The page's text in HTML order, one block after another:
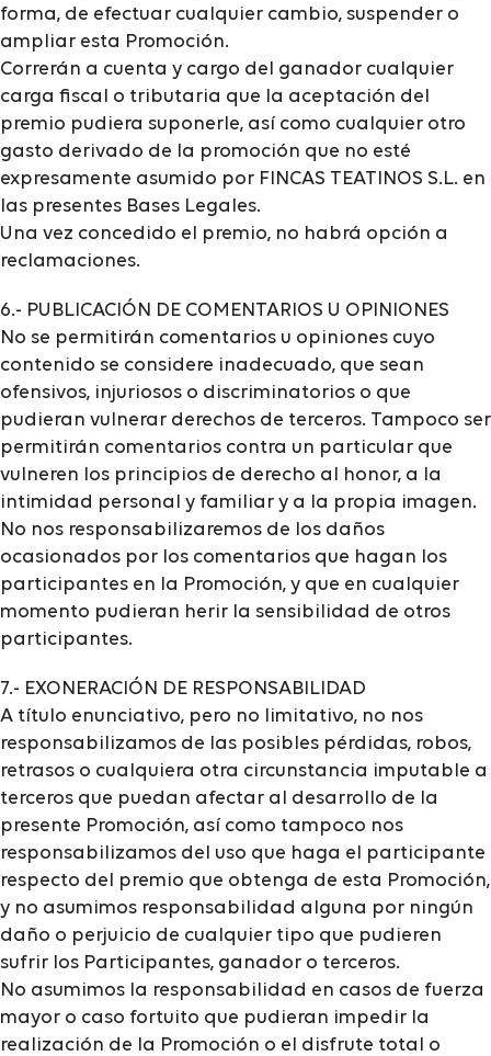
forma, de efectuar cualquier cambio, suspender o
ampliar esta Promoción.
Correrán a cuenta y cargo del ganador cualquier
carga fiscal o tributaria que la aceptación del
premio pudiera suponerle, así como cualquier otro
gasto derivado de la promoción que no esté
expresamente asumido por FINCAS TEATINOS S.L. en
las presentes Bases Legales.
Una vez concedido el premio, no habrá opción a
reclamaciones.
6.- PUBLICACIÓN DE COMENTARIOS U OPINIONES
No se permitirán comentarios u opiniones cuyo
contenido se considere inadecuado, que sean
ofensivos, injuriosos o discriminatorios o que
pudieran vulnerar derechos de terceros. Tampoco ser
permitirán comentarios contra un particular que
vulneren los principios de derecho al honor, a la
intimidad personal y familiar y a la propia imagen.
No nos responsabilizaremos de los daños
ocasionados por los comentarios que hagan los
participantes en la Promoción, y que en cualquier
momento pudieran herir la sensibilidad de otros
participantes.
7.- EXONERACIÓN DE RESPONSABILIDAD
A título enunciativo, pero no limitativo, no nos
responsabilizamos de las posibles pérdidas, robos,
retrasos o cualquiera otra circunstancia imputable a
terceros que puedan afectar al desarrollo de la
presente Promoción, así como tampoco nos
responsabilizamos del uso que haga el participante
respecto del premio que obtenga de esta Promoción,
y no asumimos responsabilidad alguna por ningún
daño o perjuicio de cualquier tipo que pudieren
sufrir los Participantes, ganador o terceros.
No asumimos la responsabilidad en casos de fuerza
mayor o caso fortuito que pudieran impedir la
realización de la Promoción o el disfrute total o